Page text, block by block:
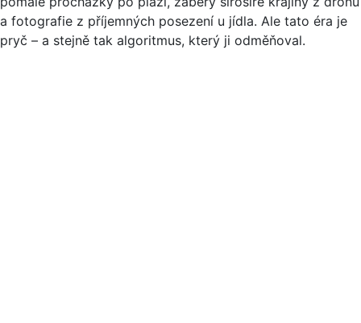
a fotografie z příjemných posezení u jídla. Ale tato éra je
pryč – a stejně tak algoritmus, který ji odměňoval.